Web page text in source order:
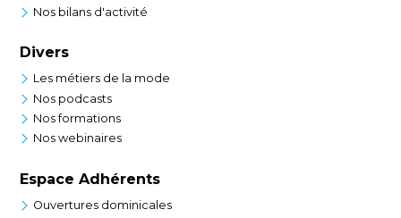
Nos bilans d'activité
Divers
Les métiers de la mode
Nos podcasts
Nos formations
Nos webinaires
Espace Adhérents
Ouvertures dominicales